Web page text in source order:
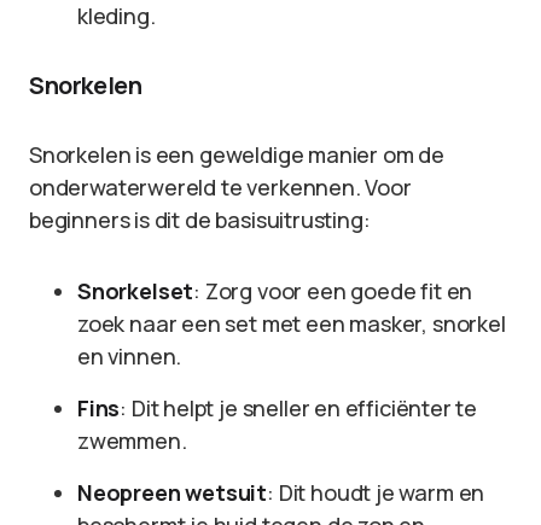
kleding.
Snorkelen
Snorkelen is een geweldige manier om de
onderwaterwereld te verkennen. Voor
beginners is dit de basisuitrusting:
Snorkelset: Zorg voor een goede fit en
zoek naar een set met een masker, snorkel
en vinnen.
Fins: Dit helpt je sneller en efficiënter te
zwemmen.
Neopreen wetsuit: Dit houdt je warm en